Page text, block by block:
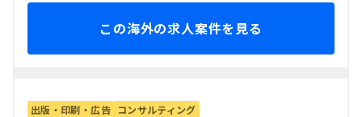
この海外の求人案件を見る
出版・印刷・広告 コンサルティング